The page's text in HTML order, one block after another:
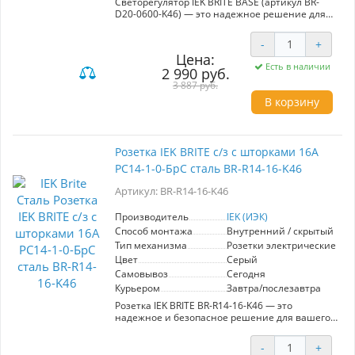
D20-0600-K46) — это надежное решение для
помещении. Модель выполнена из прочной
стали и оснащена поворотным механизмом,
что обеспечивает легкость в использовании и
долговечность. С максимальной нагрузкой 600
Вт, этот светорегулятор подходит для
различных типов светильников, включая
лампы накаливания и светодиоды. Одним из
является её стильный дизайн, который
Кроме того, устройство легко устанавливается
и не требует специальных знаний для
создать комфортную атмосферу, адаптируя
BRITE BASE — отличный выбор для тех, кто
ценит функциональность и эстетику в одном
решении.
Цена:
2 990 руб.
3 887 руб.
- +
Есть в наличии
В корзину
Розетка IEK BRITE с/з с шторками 16А
РС14-1-0-БрС сталь BR-R14-16-K46
Артикул: BR-R14-16-K46
Производитель
IEK (ИЭК)
Способ монтажа
Внутренний / скрытый
Тип механизма
Розетки электрические
Цвет
Серый
Самовывоз
Сегодня
Курьером
Завтра/послезавтра
Розетка IEK BRITE BR-R14-16-K46 — это
надежное и безопасное решение для вашего
что предотвращает случайный контакт с
- +